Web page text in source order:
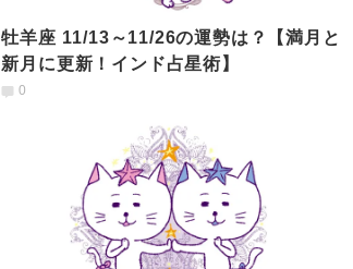
牡羊座 11/13～11/26の運勢は？【満月と
新月に更新！インド占星術】
0